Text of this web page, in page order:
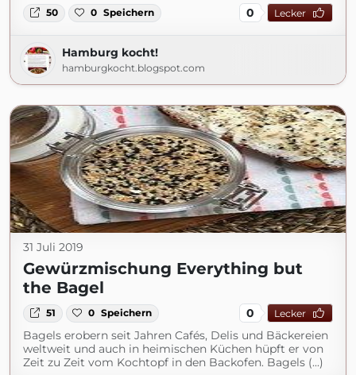
50 0 Speichern 0 Lecker
Hamburg kocht!
hamburgkocht.blogspot.com
31 Juli 2019
Gewürzmischung Everything but
the Bagel
51 0 Speichern 0 Lecker
Bagels erobern seit Jahren Cafés, Delis und Bäckereien
weltweit und auch in heimischen Küchen hüpft er von
Zeit zu Zeit vom Kochtopf in den Backofen. Bagels (...)